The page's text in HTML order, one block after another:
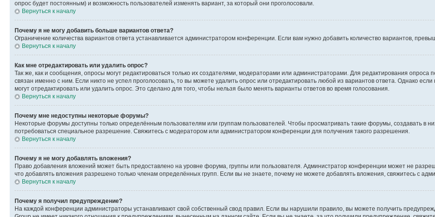
опрос будет постоянным) и возможность пользователей изменять вариант, за который они проголосовали.
Вернуться к началу
Почему я не могу добавить больше вариантов ответа?
Ограничение количества вариантов ответа устанавливается администратором конференции. Если вам нужно добавить количество вариантов,
Вернуться к началу
Как мне отредактировать или удалить опрос?
Так же, как и сообщения, опросы могут редактироваться только их создателями, модераторами или администраторами. Для редактирования опроса
связан именно с ним. Если никто не успел проголосовать, то вы можете удалить опрос или отредактировать любой из вариантов ответа. Однако
могут отредактировать или удалить опрос. Это сделано для того, чтобы нельзя было менять варианты ответов во время голосования.
Вернуться к началу
Почему мне недоступны некоторые форумы?
Некоторые форумы доступны только определённым пользователям или группам пользователей. Чтобы просматривать такие форумы, создавать в
потребоваться специальное разрешение. Свяжитесь с модератором или администратором конференции для получения такого разрешения.
Вернуться к началу
Почему я не могу добавлять вложения?
Право добавления вложений может быть предоставлено на уровне форума, группы или пользователя. Администратор конференции может не
что добавлять вложения разрешено только членам определённых групп. Если вы не знаете, почему не можете добавлять вложения, свяжитесь с
Вернуться к началу
Почему я получил предупреждение?
На каждой конференции администраторы устанавливают свой собственный свод правил. Если вы нарушили правило, вы можете получить